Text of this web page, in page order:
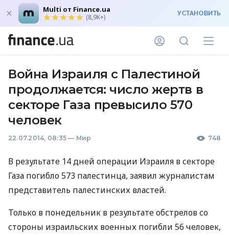
Multi от Finance.ua
(8,9K+) УСТАНОВИТЬ
Война Израиля с Палестиной
продолжается: число жертв в
секторе Газа превысило 570
человек
22.07.2014, 08:35 — Мир 748
В результате 14 дней операции Израиля в секторе
Газа погибло 573 палестинца, заявил журналистам
представитель палестинских властей.
Только в понедельник в результате обстрелов со
стороны израильских военных погибли 56 человек,